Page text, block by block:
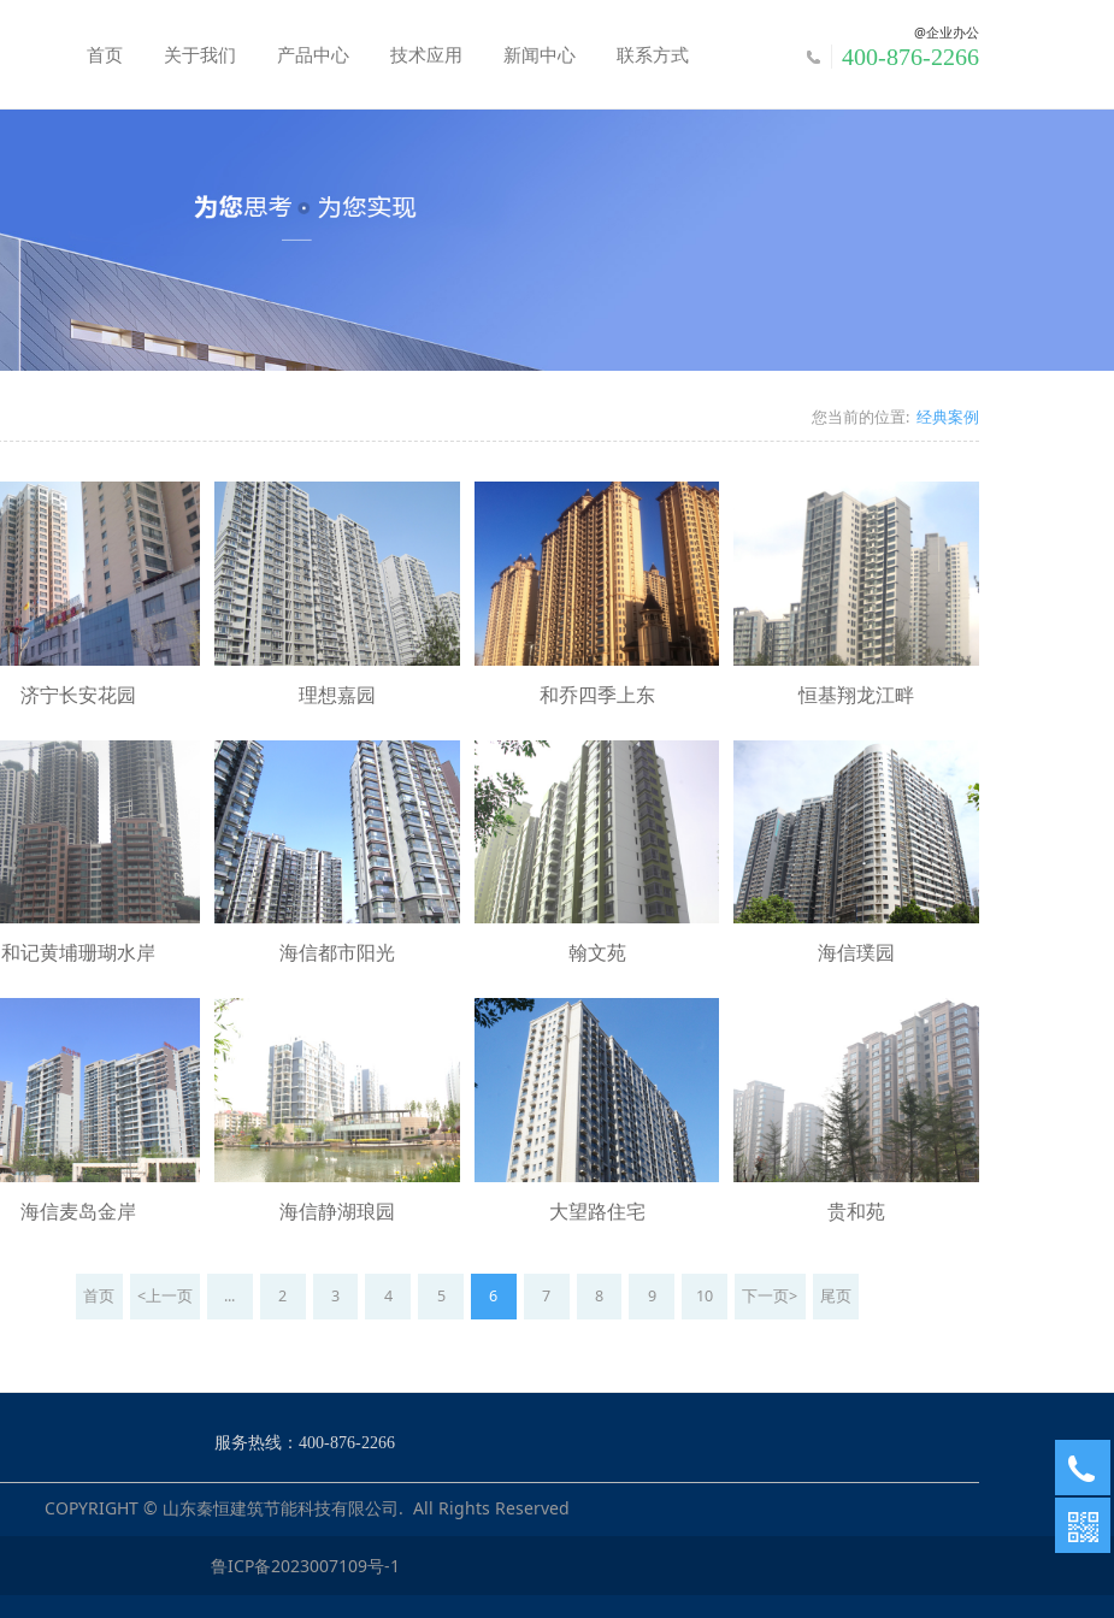
首页 关于我们 产品中心 技术应用 新闻中心 联系方式
@企业办公
400-876-2266
您当前的位置: 经典案例
济宁长安花园 理想嘉园 和乔四季上东 恒基翔龙江畔
和记黄埔珊瑚水岸 海信都市阳光 翰文苑 海信璞园
海信麦岛金岸 海信静湖琅园 大望路住宅 贵和苑
首页 <上一页 ... 2 3 4 5 6 7 8 9 10 下一页> 尾页
服务热线：400-876-2266
COPYRIGHT © 山东秦恒建筑节能科技有限公司. All Rights Reserved
鲁ICP备2023007109号-1